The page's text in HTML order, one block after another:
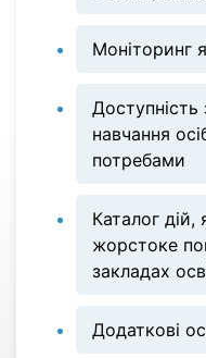
Моніторинг
Доступність
навчання
потребами
Каталог дій,
жорстоке
закладах
Додаткові